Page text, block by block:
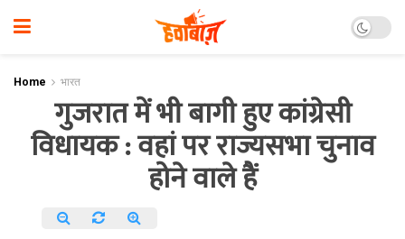
Home भारत
गुजरात में भी बागी हुए कांग्रेसी
विधायक : वहां पर राज्यसभा चुनाव
होने वाले हैं